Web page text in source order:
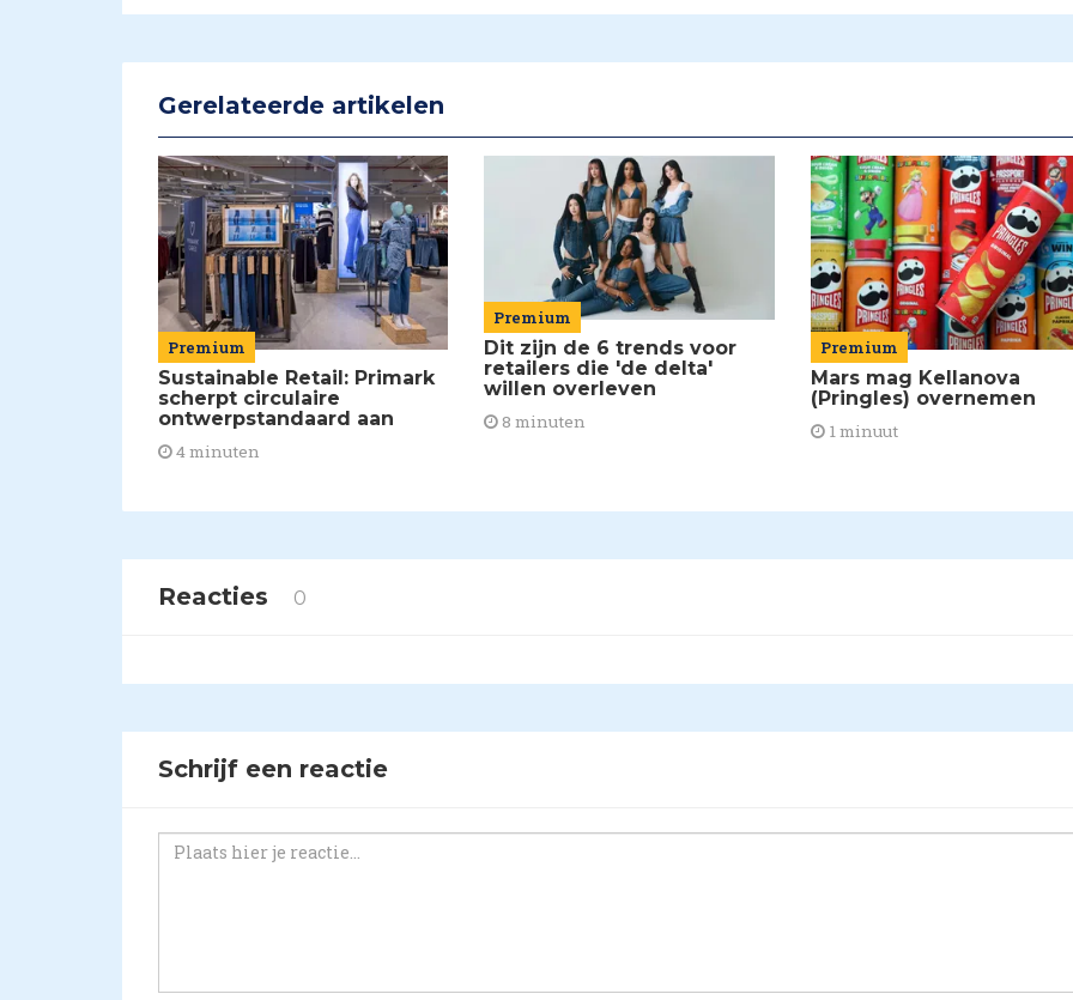
Gerelateerde artikelen
Premium
Sustainable Retail: Primark
scherpt circulaire
ontwerpstandaard aan
4 minuten
Premium
Dit zijn de 6 trends voor
retailers die 'de delta'
willen overleven
8 minuten
Premium
Mars mag Kellanova
(Pringles) overnemen
1 minuut
Reacties 0
Schrijf een reactie